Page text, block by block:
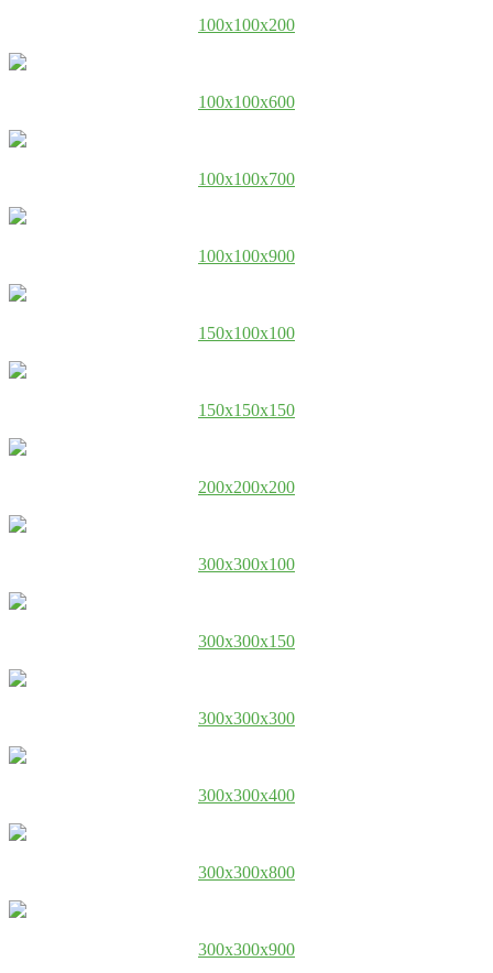
100x100x200
100x100x600
100x100x700
100x100x900
150x100x100
150x150x150
200x200x200
300x300x100
300x300x150
300x300x300
300x300x400
300x300x800
300x300x900